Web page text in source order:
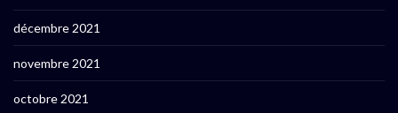
décembre 2021
novembre 2021
octobre 2021